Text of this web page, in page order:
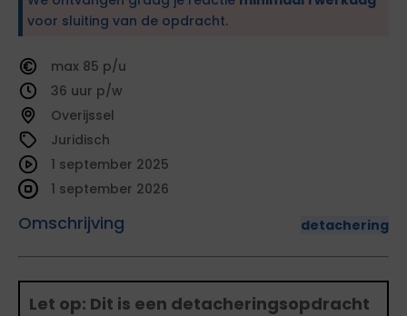
voor sluiting van de opdracht.
85
36
Overijssel
Juridisch
Omschrijving detachering
1 september 2025
1 september 2026
Let op: Dit is een detacheringsopdracht